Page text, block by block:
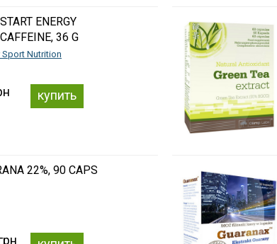
ENERGY
36 G
Sport Nutrition
купить
22%, 90 CAPS